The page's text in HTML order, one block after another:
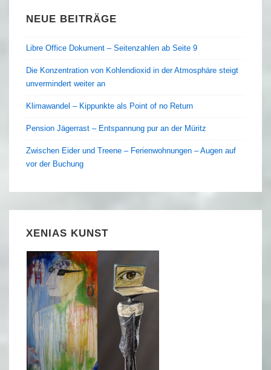
NEUE BEITRÄGE
Libre Office Dokument – Seitenzahlen ab Seite 9
Die Konzentration von Kohlendioxid in der Atmosphäre steigt
unvermindert weiter an
Klimawandel – Kippunkte als Point of no Return
Pension Jägerrast – Entspannung pur an der Müritz
Zwischen Eider und Treene – Ferienwohnungen – Augen auf
vor der Buchung
XENIAS KUNST